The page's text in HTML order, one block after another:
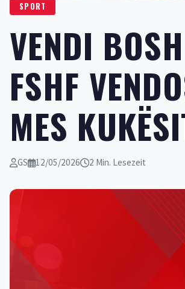
SPORT
VENDI
FSHF
MES
GS 12/05/2026 2 Min. Lesezeit